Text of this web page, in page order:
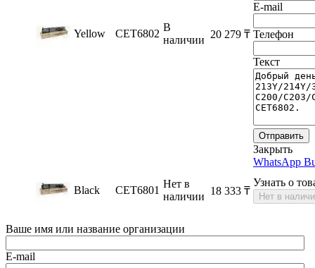
Yellow CET6802
В
наличии 20 279 ₸
E-mail
Телефон
Текст
Отправить
Закрыть
WhatsApp
Black CET6801
Нет в
наличии 18 333 ₸
Узнать о
Нет в
Ваше имя или название организации
E-mail